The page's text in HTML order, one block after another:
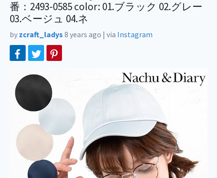
番：2493-0585 color: 01.ブラック 02.グレー
03.ベージュ 04.ネ
by zcraft_ladys 8 years ago | via Instagram